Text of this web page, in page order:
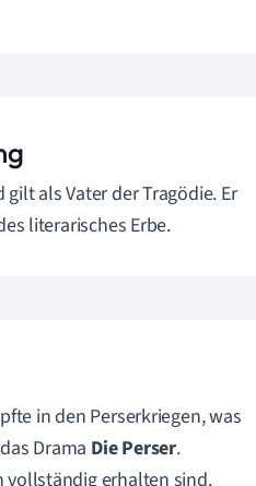
als Vater der Tragödie. Er
literarisches Erbe.
in den Perserkriegen, was
Drama Die Perser.
vollständig erhalten sind.